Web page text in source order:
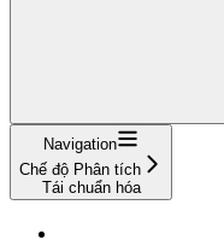
Navigation
Chế độ Phân tích
Tái chuẩn hóa